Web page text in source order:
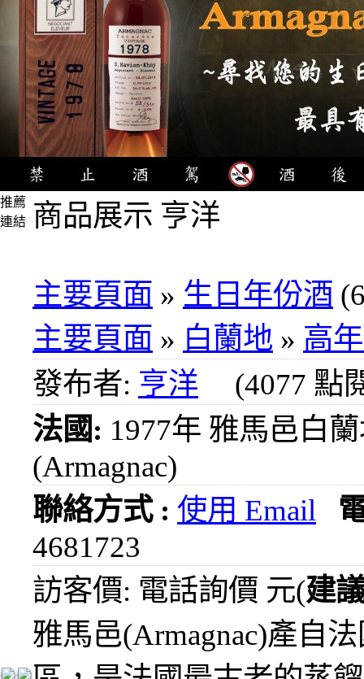
推薦
連結 商品展示 亨洋
主要頁面 » 生日年份酒
主要頁面 » 白蘭地 » 高
發布者: 亨洋 (4077 點
法國: 1977年 雅馬邑白
(Armagnac)
聯絡方式 : 使用 Email
4681723
訪客價: 電話詢價 元(建
雅馬邑(Armagnac)產自